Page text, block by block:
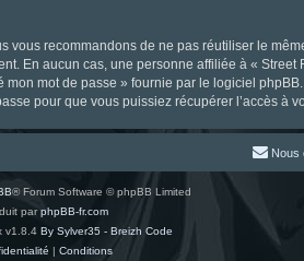
recommandons de ne pas réutiliser le
En aucun cas, une personne affiliée à « Street
mot de passe » fournie par le logiciel
pour que vous puissiez récupérer l’accès à
Nous
® Forum Software © phpBB Limited
parphpBB-fr.com
v1.8.4 By Sylver35 - Breizh Code
| Conditions